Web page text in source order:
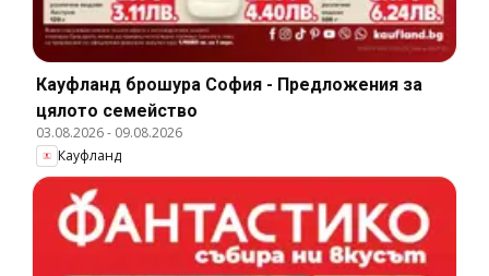
Кауфланд брошура София - Предложения за
цялото семейство
03.08.2026- 09.08.2026
Кауфланд